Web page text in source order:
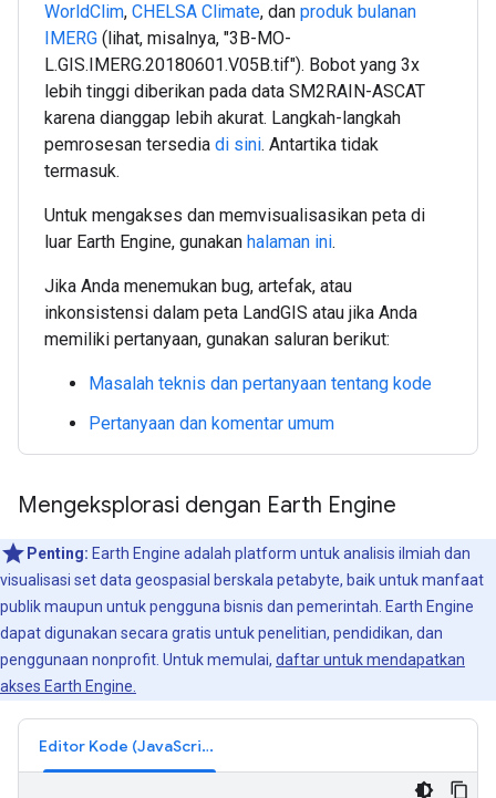
WorldClim, CHELSA Climate, dan produk bulanan
IMERG (lihat, misalnya, "3B-MO-
L.GIS.IMERG.20180601.V05B.tif"). Bobot yang 3x
lebih tinggi diberikan pada data SM2RAIN-ASCAT
karena dianggap lebih akurat. Langkah-langkah
pemrosesan tersedia di sini. Antartika tidak
termasuk.
Untuk mengakses dan memvisualisasikan peta di
luar Earth Engine, gunakan halaman ini.
Jika Anda menemukan bug, artefak, atau
inkonsistensi dalam peta LandGIS atau jika Anda
memiliki pertanyaan, gunakan saluran berikut:
Masalah teknis dan pertanyaan tentang kode
Pertanyaan dan komentar umum
Mengeksplorasi dengan Earth Engine
Penting: Earth Engine adalah platform untuk analisis ilmiah dan
visualisasi set data geospasial berskala petabyte, baik untuk manfaat
publik maupun untuk pengguna bisnis dan pemerintah. Earth Engine
dapat digunakan secara gratis untuk penelitian, pendidikan, dan
penggunaan nonprofit. Untuk memulai, daftar untuk mendapatkan
akses Earth Engine.
Editor Kode (JavaScript)